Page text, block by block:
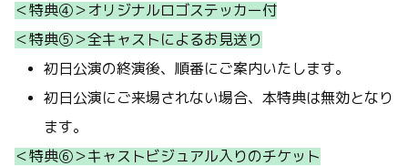
＜特典④＞オリジナルロゴステッカー付
＜特典⑤＞全キャストによるお見送り
初日公演の終演後、順番にご案内いたします。
初日公演にご来場されない場合、本特典は無効となり
ます。
＜特典⑥＞キャストビジュアル入りのチケット